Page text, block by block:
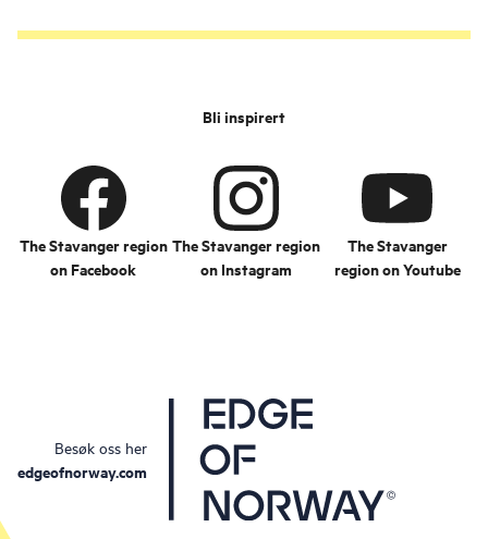
Bli inspirert
The Stavanger region
on Facebook
The Stavanger region
on Instagram
The Stavanger
region on Youtube
Besøk oss her
edgeofnorway.com